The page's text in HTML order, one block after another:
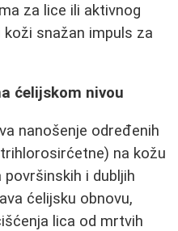
za lice ili aktivnog
snažan impuls za
ćelijskom nivou
nanošenje određenih
na kožu
i dubljih
ćelijsku obnovu,
lica od mrtvih